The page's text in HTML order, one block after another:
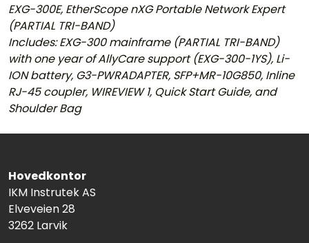
EXG-300E, EtherScope nXG Portable Network Expert
(PARTIAL TRI-BAND)
Includes: EXG-300 mainframe (PARTIAL TRI-BAND)
with one year of AllyCare support (EXG-300-1YS), Li-
ION battery, G3-PWRADAPTER, SFP+MR-10G850, Inline
RJ-45 coupler, WIREVIEW 1, Quick Start Guide, and
Shoulder Bag
Hovedkontor
IKM Instrutek AS
Elveveien 28
3262 Larvik